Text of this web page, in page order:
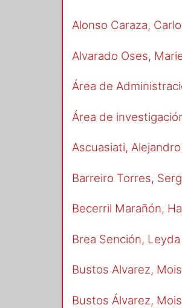
Alonso Caraza,
Alvarado Oses,
Área de
Área de
Ascuasiati, Alejandro
Barreiro Torres,
Becerril Marañón,
Brea Sención,
Bustos Alvarez,
Bustos Álvarez,